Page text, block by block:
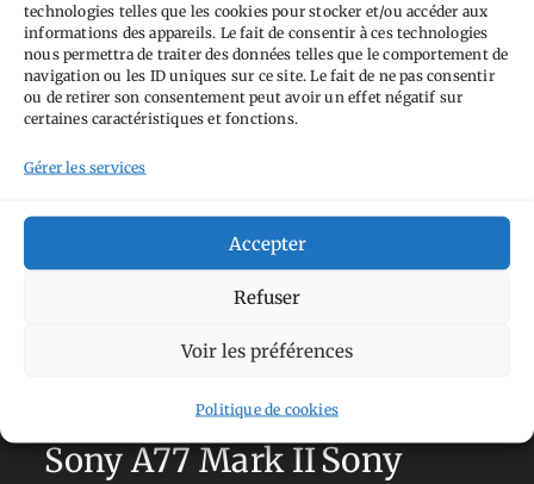
technologies telles que les cookies pour stocker et/ou accéder aux
informations des appareils. Le fait de consentir à ces technologies
nous permettra de traiter des données telles que le comportement de
navigation ou les ID uniques sur ce site. Le fait de ne pas consentir
ou de retirer son consentement peut avoir un effet négatif sur
certaines caractéristiques et fonctions.
Gérer les services
Accepter
Refuser
Voir les préférences
Politique de cookies
Tags
AilleursAimez-vous bordelAllemagne Andorre
Anti tourismeBarBelgique
perchéCircuit
Academy Hauts-de-France Hébergement JaponJournées
La Défense
Olympus OM-D E-M5
Paris Pays-Bas
Sans adresseSavoie
Sony A77 Mark IISony